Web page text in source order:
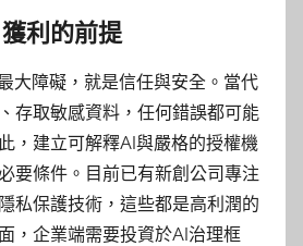
利的前提
大障礙，就是信任與安全。當代
存取敏感資料，任何錯誤都可能
，建立可解釋AI與嚴格的授權機
要條件。目前已有新創公司專注
私保護技術，這些都是高利潤的
，企業端需要投資於AI治理框